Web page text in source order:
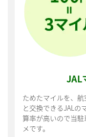
JAL
ためたマイルを、
と交換できるJALの
算率が高いので当
メです。